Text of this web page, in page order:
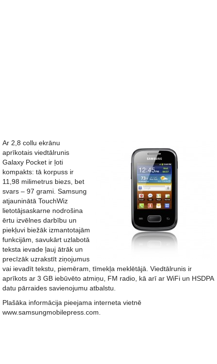
Ar 2,8 collu ekrānu
aprīkotais viedtālrunis
Galaxy Pocket ir ļoti
kompakts: tā korpuss ir
11,98 milimetrus biezs, bet
svars – 97 grami. Samsung
atjauninātā TouchWiz
lietotājsaskarne nodrošina
ērtu izvēlnes darbību un
piekļuvi biežāk izmantotajām
funkcijām, savukārt uzlabotā
teksta ievade ļauj ātrāk un
precīzāk uzrakstīt ziņojumus
vai ievadīt tekstu, piemēram, tīmekļa meklētājā. Viedtālrunis ir
aprīkots ar 3 GB iebūvēto atmiņu, FM radio, kā arī ar WiFi un HSDPA
datu pārraides savienojumu atbalstu.
Plašāka informācija pieejama interneta vietnē
www.samsungmobilepress.com.